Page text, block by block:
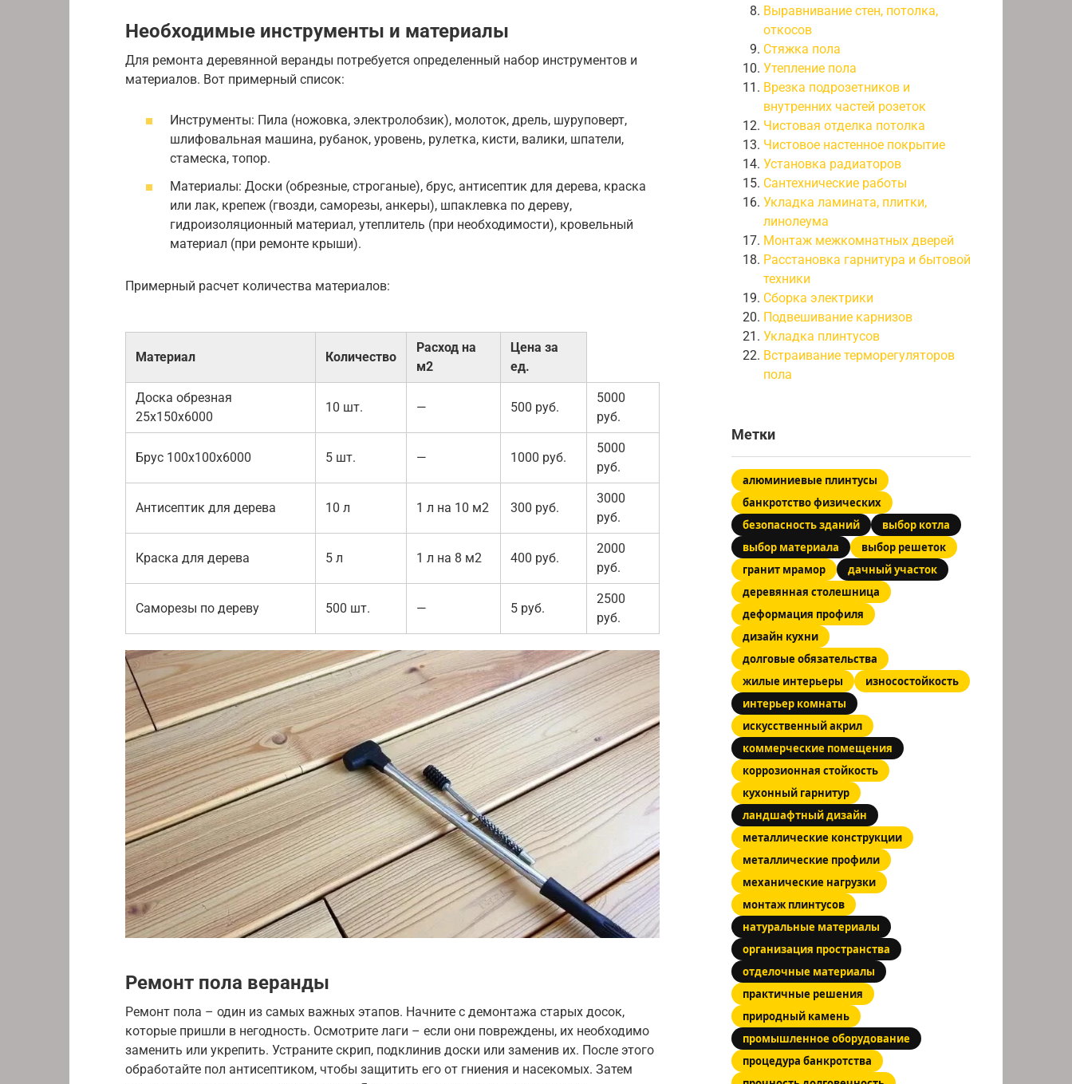
Необходимые инструменты и материалы
Для ремонта деревянной веранды потребуется определенный набор инструментов и
материалов. Вот примерный список:
Инструменты: Пила (ножовка, электролобзик), молоток, дрель, шуруповерт,
шлифовальная машина, рубанок, уровень, рулетка, кисти, валики, шпатели,
стамеска, топор.
Материалы: Доски (обрезные, строганые), брус, антисептик для дерева, краска
или лак, крепеж (гвозди, саморезы, анкеры), шпаклевка по дереву,
гидроизоляционный материал, утеплитель (при необходимости), кровельный
материал (при ремонте крыши).
Примерный расчет количества материалов:
Материал Количество
Расход на
м2
Цена за
ед.
Доска обрезная
25х150х6000
10 шт. — 500 руб.
5000
руб.
Брус 100х100х6000 5 шт. — 1000 руб.
5000
руб.
Антисептик для дерева 10 л 1 л на 10 м2 300 руб.
3000
руб.
Краска для дерева 5 л 1 л на 8 м2 400 руб.
2000
руб.
Саморезы по дереву 500 шт. — 5 руб.
2500
руб.
Ремонт пола веранды
Ремонт пола – один из самых важных этапов. Начните с демонтажа старых досок,
которые пришли в негодность. Осмотрите лаги – если они повреждены, их необходимо
заменить или укрепить. Устраните скрип, подклинив доски или заменив их. После этого
обработайте пол антисептиком, чтобы защитить его от гниения и насекомых. Затем
Выравнивание стен, потолка,
откосов
Стяжка пола
Утепление пола
Врезка подрозетников и
внутренних частей розеток
Чистовая отделка потолка
Чистовое настенное покрытие
Установка радиаторов
Сантехнические работы
Укладка ламината, плитки,
линолеума
Монтаж межкомнатных дверей
Расстановка гарнитура и бытовой
техники
Сборка электрики
Подвешивание карнизов
Укладка плинтусов
Встраивание терморегуляторов
пола
Метки
алюминиевые плинтусы
банкротство физических
безопасность зданий
выбор котла
выбор материала
выбор решеток
гранит мрамор
дачный участок
деревянная столешница
деформация профиля
дизайн кухни
долговые обязательства
жилые интерьеры
износостойкость
интерьер комнаты
искусственный акрил
коммерческие помещения
коррозионная стойкость
кухонный гарнитур
ландшафтный дизайн
металлические конструкции
металлические профили
механические нагрузки
монтаж плинтусов
натуральные материалы
организация пространства
отделочные материалы
практичные решения
природный камень
промышленное оборудование
процедура банкротства